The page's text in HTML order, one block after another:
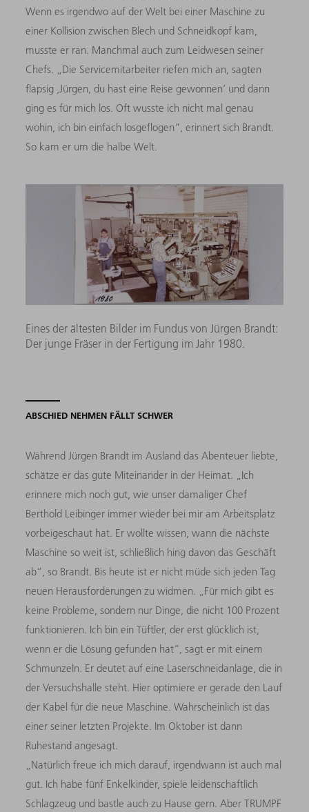
Wenn es irgendwo auf der Welt bei einer Maschine zu
einer Kollision zwischen Blech und Schneidkopf kam,
musste er ran. Manchmal auch zum Leidwesen seiner
Chefs. „Die Servicemitarbeiter riefen mich an, sagten
flapsig ‚Jürgen, du hast eine Reise gewonnen‘ und dann
ging es für mich los. Oft wusste ich nicht mal genau
wohin, ich bin einfach losgeflogen“, erinnert sich Brandt.
So kam er um die halbe Welt.
Eines der ältesten Bilder im Fundus von Jürgen Brandt:
Der junge Fräser in der Fertigung im Jahr 1980.
ABSCHIED NEHMEN FÄLLT SCHWER
Während Jürgen Brandt im Ausland das Abenteuer liebte,
schätze er das gute Miteinander in der Heimat. „Ich
erinnere mich noch gut, wie unser damaliger Chef
Berthold Leibinger immer wieder bei mir am Arbeitsplatz
vorbeigeschaut hat. Er wollte wissen, wann die nächste
Maschine so weit ist, schließlich hing davon das Geschäft
ab“, so Brandt. Bis heute ist er nicht müde sich jeden Tag
neuen Herausforderungen zu widmen. „Für mich gibt es
keine Probleme, sondern nur Dinge, die nicht 100 Prozent
funktionieren. Ich bin ein Tüftler, der erst glücklich ist,
wenn er die Lösung gefunden hat“, sagt er mit einem
Schmunzeln. Er deutet auf eine Laserschneidanlage, die in
der Versuchshalle steht. Hier optimiere er gerade den Lauf
der Kabel für die neue Maschine. Wahrscheinlich ist das
einer seiner letzten Projekte. Im Oktober ist dann
Ruhestand angesagt.
„Natürlich freue ich mich darauf, irgendwann ist auch mal
gut. Ich habe fünf Enkelkinder, spiele leidenschaftlich
Schlagzeug und bastle auch zu Hause gern. Aber TRUMPF